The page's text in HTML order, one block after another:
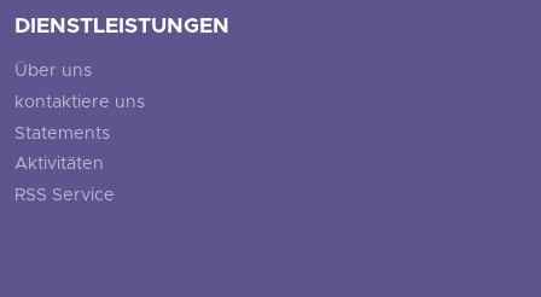
DIENSTLEISTUNGEN
Über uns
kontaktiere uns
Statements
Aktivitäten
RSS Service